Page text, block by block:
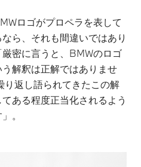
ロゴがプロペラを表して
ら、それも間違いではあり
密に言うと、BMWのロゴ
解釈は正解ではありませ
返し語られてきたこの解
ある程度正当化されるよう
。